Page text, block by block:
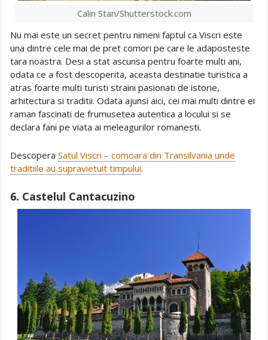
Calin Stan/Shutterstock.com
Nu mai este un secret pentru nimeni faptul ca Viscri este
una dintre cele mai de pret comori pe care le adaposteste
tara noastra. Desi a stat ascunsa pentru foarte multi ani,
odata ce a fost descoperita, aceasta destinatie turistica a
atras foarte multi turisti straini pasionati de istorie,
arhitectura si traditii. Odata ajunsi aici, cei mai multi dintre ei
raman fascinati de frumusetea autentica a locului si se
declara fani pe viata ai meleagurilor romanesti.
Descopera Satul Viscri – comoara din Transilvania unde
traditiile au supravietuit timpului.
6. Castelul Cantacuzino